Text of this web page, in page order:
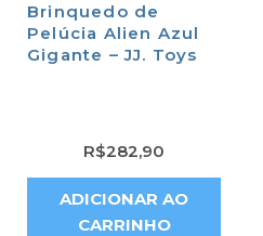
Brinquedo de
Pelúcia Alien Azul
Gigante – JJ. Toys
R$282,90
ADICIONAR AO
CARRINHO